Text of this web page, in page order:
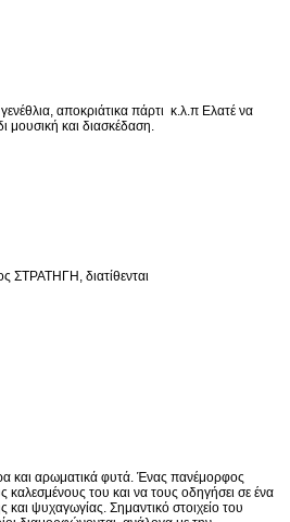
γενέθλια, αποκριάτικα πάρτι κ.λ.π Ελατέ να
μουσική και διασκέδαση.
ΣΤΡΑΤΗΓΗ, διατίθενται
και αρωματικά φυτά. Ένας πανέμορφος
καλεσμένους του και να τους οδηγήσει σε ένα
ψυχαγωγίας. Σημαντικό στοιχείο του